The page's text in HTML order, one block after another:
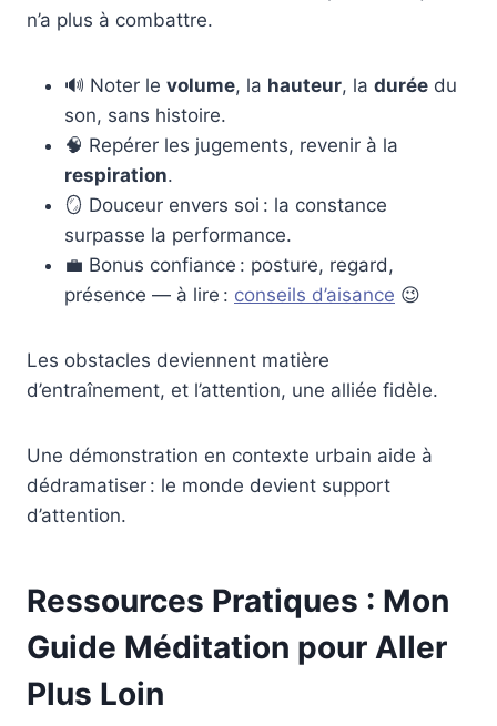
n’a plus à combattre.
🔊 Noter le volume, la hauteur, la durée du
son, sans histoire.
🧠 Repérer les jugements, revenir à la
respiration.
🪞 Douceur envers soi : la constance
surpasse la performance.
💼 Bonus confiance : posture, regard,
présence — à lire : conseils d’aisance 😉
Les obstacles deviennent matière
d’entraînement, et l’attention, une alliée fidèle.
Une démonstration en contexte urbain aide à
dédramatiser : le monde devient support
d’attention.
Ressources Pratiques : Mon
Guide Méditation pour Aller
Plus Loin